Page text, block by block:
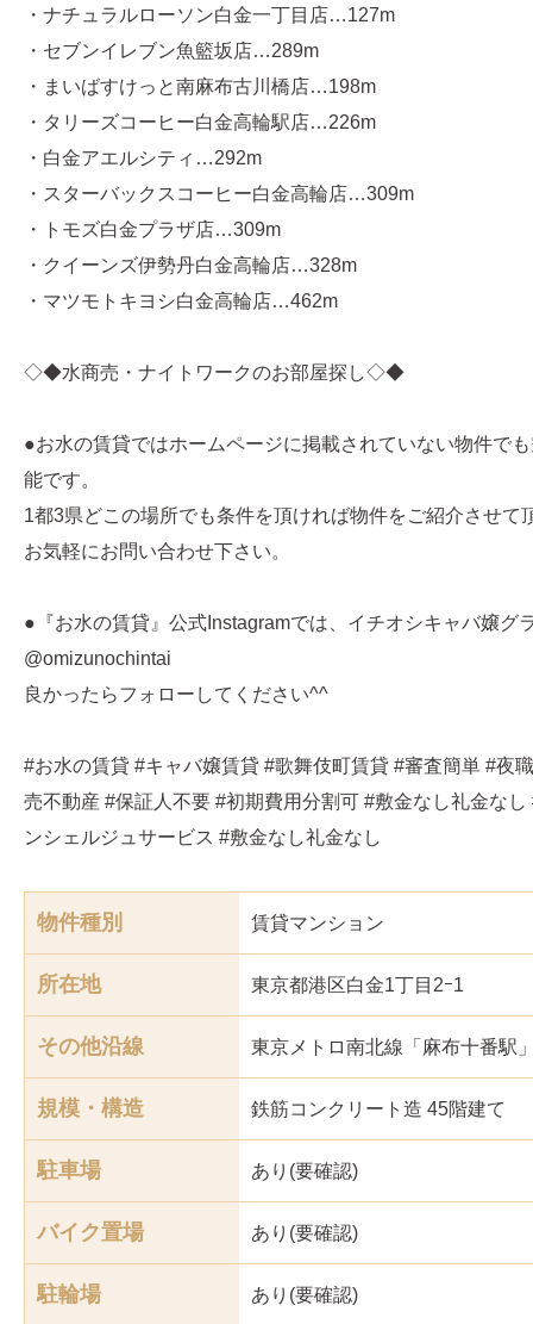
・ナチュラルローソン白金一丁目店…127m
・セブンイレブン魚籃坂店…289m
・まいばすけっと南麻布古川橋店…198m
・タリーズコーヒー白金高輪駅店…226m
・白金アエルシティ…292m
・スターバックスコーヒー白金高輪店…309m
・トモズ白金プラザ店…309m
・クイーンズ伊勢丹白金高輪店…328m
・マツモトキヨシ白金高輪店…462m
◇◆水商売・ナイトワークのお部屋探し◇◆
●お水の賃貸ではホームページに掲載されていない物件で
能です。
1都3県どこの場所でも条件を頂ければ物件をご紹介させて
お気軽にお問い合わせ下さい。
●『お水の賃貸』公式Instagramでは、イチオシキャバ嬢グ
@omizunochintai
良かったらフォローしてください^^
#お水の賃貸 #キャバ嬢賃貸 #歌舞伎町賃貸 #審査簡単 #夜
売不動産 #保証人不要 #初期費用分割可 #敷金なし礼金な
ンシェルジュサービス #敷金なし礼金なし
物件種別 賃貸マンション
所在地 東京都港区白金1丁目2ｰ1
その他沿線 東京メトロ南北線「麻布十番駅
規模・構造 鉄筋コンクリート造 45階建て
駐車場 あり(要確認)
バイク置場 あり(要確認)
駐輪場 あり(要確認)